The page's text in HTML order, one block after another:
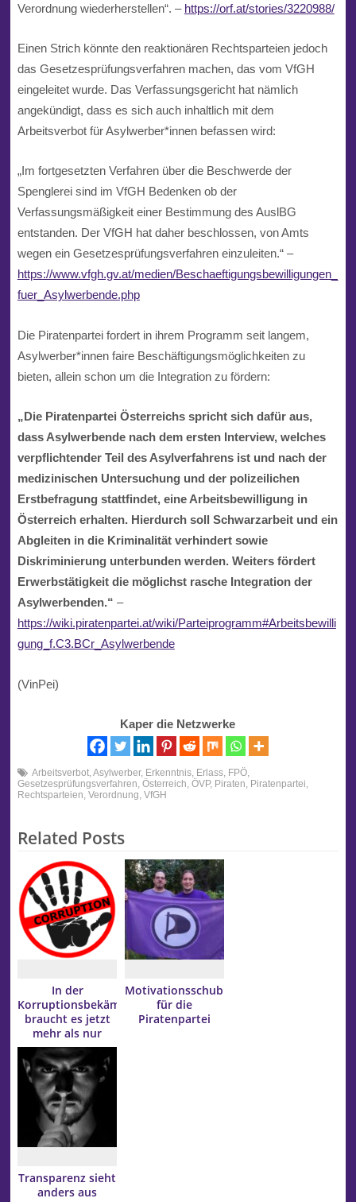
Verordnung wiederherstellen“. – https://orf.at/stories/3220988/
Einen Strich könnte den reaktionären Rechtsparteien jedoch
das Gesetzesprüfungsverfahren machen, das vom VfGH
eingeleitet wurde. Das Verfassungsgericht hat nämlich
angekündigt, dass es sich auch inhaltlich mit dem
Arbeitsverbot für Asylwerber*innen befassen wird:
„Im fortgesetzten Verfahren über die Beschwerde der
Spenglerei sind im VfGH Bedenken ob der
Verfassungsmäßigkeit einer Bestimmung des AuslBG
entstanden. Der VfGH hat daher beschlossen, von Amts
wegen ein Gesetzesprüfungsverfahren einzuleiten.“ –
https://www.vfgh.gv.at/medien/Beschaeftigungsbewilligungen_
fuer_Asylwerbende.php
Die Piratenpartei fordert in ihrem Programm seit langem,
Asylwerber*innen faire Beschäftigungsmöglichkeiten zu
bieten, allein schon um die Integration zu fördern:
„Die Piratenpartei Österreichs spricht sich dafür aus,
dass Asylwerbende nach dem ersten Interview, welches
verpflichtender Teil des Asylverfahrens ist und nach der
medizinischen Untersuchung und der polizeilichen
Erstbefragung stattfindet, eine Arbeitsbewilligung in
Österreich erhalten. Hierdurch soll Schwarzarbeit und ein
Abgleiten in die Kriminalität verhindert sowie
Diskriminierung unterbunden werden. Weiters fördert
Erwerbstätigkeit die möglichst rasche Integration der
Asylwerbenden.“ –
https://wiki.piratenpartei.at/wiki/Parteiprogramm#Arbeitsbewilli
gung_f.C3.BCr_Asylwerbende
(VinPei)
Kaper die Netzwerke
Arbeitsverbot,Asylwerber, Erkenntnis, Erlass, FPÖ,
Gesetzesprüfungsverfahren, Österreich, ÖVP, Piraten, Piratenpartei,
Rechtsparteien, Verordnung, VfGH
Related Posts
In der
Korruptionsbekämpfung
braucht es jetzt
mehr als nur
Lippenbekenntnisse
Motivationsschub
für die
Piratenpartei
Transparenz sieht
anders aus